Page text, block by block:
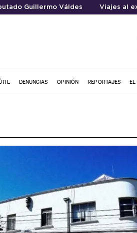
Guillermo Váldes Viajes al
DENUNCIAS OPINIÓN REPORTAJES EL